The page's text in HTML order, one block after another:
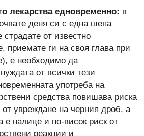
лекарства едновременно: в
деня си с една шепа
страдате от известно
приемате ги на своя глава при
е необходимо да
от всички тези
употреба на
средства повишава риска
от увреждане на черния дроб, а
е налице и по-висок риск от
реакции и